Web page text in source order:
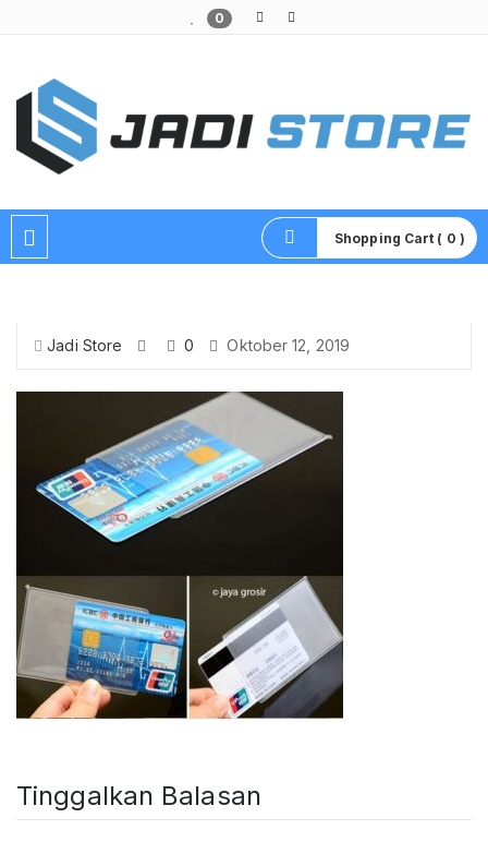
0
Shopping Cart ( 0 )
Jadi Store 0 Oktober 12, 2019
Tinggalkan Balasan